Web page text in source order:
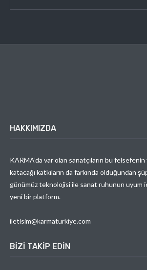
HAKKIMIZDA
KARMA’da var olan sanatçıların bu felsefenin
katacağı katkıların da farkında olduğundan
günümüz teknolojisi ile sanat ruhunun uyum
yeni bir platform.
iletisim@karmaturkiye.com
BIZI TAKIP EDIN